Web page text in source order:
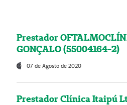
Prestador
GONÇALO (55004164-2)
07 de Agosto de 2020
Prestador Clínica Itaipú